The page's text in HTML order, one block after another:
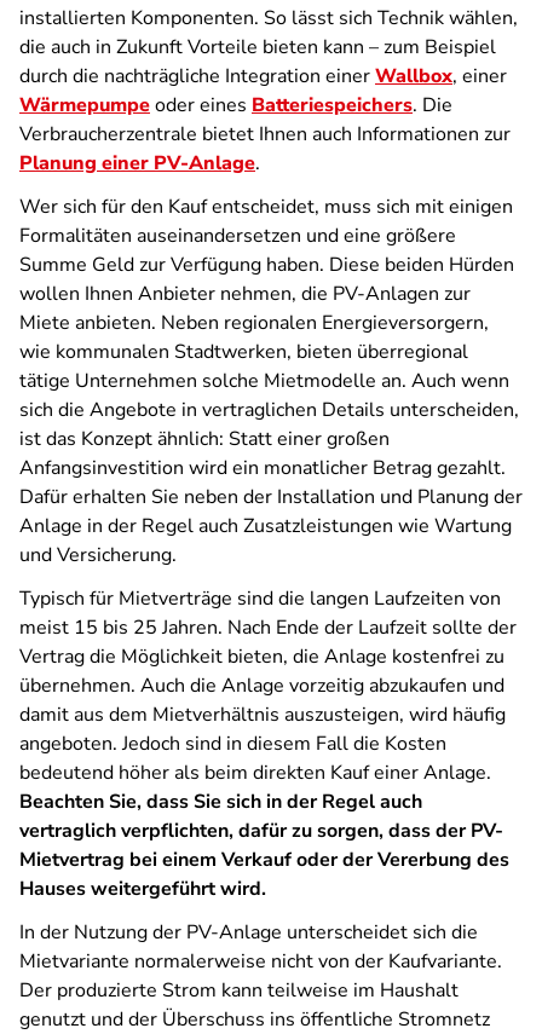
installierten Komponenten. So lässt sich Technik wählen,
die auch in Zukunft Vorteile bieten kann – zum Beispiel
durch die nachträgliche Integration einerWallbox, einer
Wärmepumpeoder eines Batteriespeichers. Die
Verbraucherzentrale bietet Ihnen auch Informationen zur
Planung einer PV-Anlage.
Wer sich für den Kauf entscheidet, muss sich mit einigen
Formalitäten auseinandersetzen und eine größere
Summe Geld zur Verfügung haben. Diese beiden Hürden
wollen Ihnen Anbieter nehmen, die PV-Anlagen zur
Miete anbieten. Neben regionalen Energieversorgern,
wie kommunalen Stadtwerken, bieten überregional
tätige Unternehmen solche Mietmodelle an. Auch wenn
sich die Angebote in vertraglichen Details unterscheiden,
ist das Konzept ähnlich: Statt einer großen
Anfangsinvestition wird ein monatlicher Betrag gezahlt.
Dafür erhalten Sie neben der Installation und Planung der
Anlage in der Regel auch Zusatzleistungen wie Wartung
und Versicherung.
Typisch für Mietverträge sind die langen Laufzeiten von
meist 15 bis 25 Jahren. Nach Ende der Laufzeit sollte der
Vertrag die Möglichkeit bieten, die Anlage kostenfrei zu
übernehmen. Auch die Anlage vorzeitig abzukaufen und
damit aus dem Mietverhältnis auszusteigen, wird häufig
angeboten. Jedoch sind in diesem Fall die Kosten
bedeutend höher als beim direkten Kauf einer Anlage.
Beachten Sie, dass Sie sich in der Regel auch
vertraglich verpflichten, dafür zu sorgen, dass der PV-
Mietvertrag bei einem Verkauf oder der Vererbung des
Hauses weitergeführt wird.
In der Nutzung der PV-Anlage unterscheidet sich die
Mietvariante normalerweise nicht von der Kaufvariante.
Der produzierte Strom kann teilweise im Haushalt
genutzt und der Überschuss ins öffentliche Stromnetz